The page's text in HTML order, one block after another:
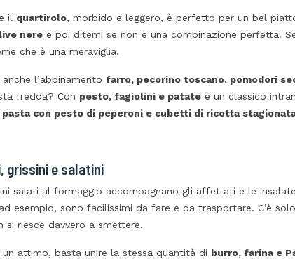
il quartirolo, morbido e leggero, è perfetto per un bel
neree poi ditemi se non è una combinazione perfetta!
che è una meraviglia.
l’abbinamento farro, pecorino toscano, pomodori
fredda? Con pesto, fagiolini e patateè un classico
pasta con pesto di peperoni e cubetti di ricotta
grissini e salatini
salati al formaggio accompagnano gli affettati e le
esempio, sono facilissimi da fare e da trasportare. C’è
si riesce davvero a smettere.
un attimo, basta unire la stessa quantità di burro, farina e